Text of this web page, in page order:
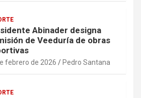
Abinader designa
de Veeduría de obras
febrero de 2026 Pedro Santana